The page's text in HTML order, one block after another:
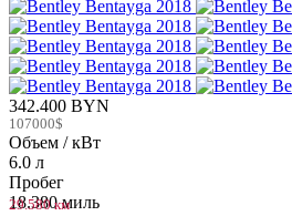
342.400 BYN
107000$
Объем / кВт
6.0 л
Пробег
18.380 миль
29.580 км